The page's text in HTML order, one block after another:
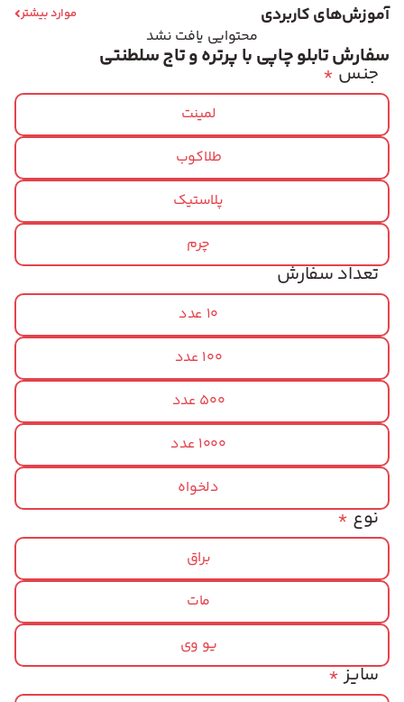
آموزش‌های کاربردی موارد بیشتر
محتوایی یافت نشد
سفارش تابلو چاپی با پرتره و تاج سلطنتی
*جنس
لمینت
طلاکوب
پلاستیک
چرم
تعداد سفارش
10 عدد
100 عدد
500 عدد
1000 عدد
دلخواه
*نوع
براق
مات
یو وی
*سایز